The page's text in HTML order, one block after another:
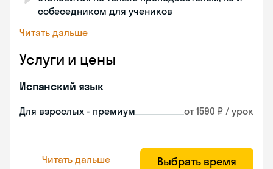
собеседником для учеников
Читать дальше
Услуги и цены
Испанский язык
Для взрослых - премиум от 1590 ₽ / урок
Читать дальше Выбрать время